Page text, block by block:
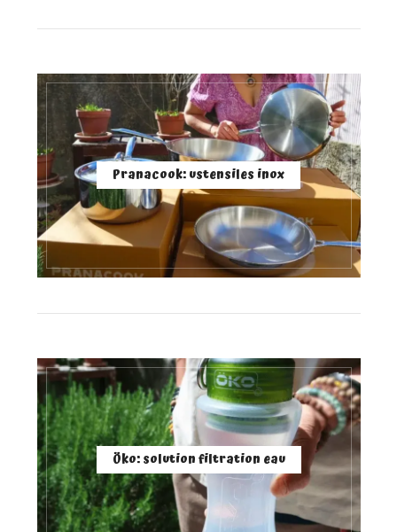
Pranacook: ustensiles inox
Öko: solution filtration eau